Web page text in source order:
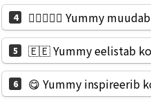
4 👩🏼‍❤️‍👨🏻 Yummy
5 🇪🇪 Yummy eelistab
6 😋 Yummy inspireerib